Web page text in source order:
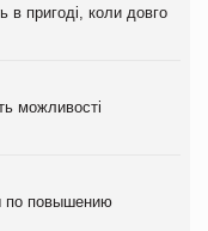
в пригоді, коли довго
можливості
по повышению